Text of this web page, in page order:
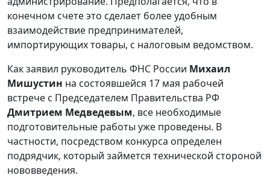
конечном счете это сделает более удобным
взаимодействие предпринимателей,
импортирующих товары, с налоговым ведомством.
Как заявил руководитель ФНС России Михаил
Мишустин на состоявшейся 17 мая рабочей
встрече с Председателем Правительства РФ
Дмитрием Медведевым, все необходимые
подготовительные работы уже проведены. В
частности, посредством конкурса определен
подрядчик, который займется технической стороной
нововведения.